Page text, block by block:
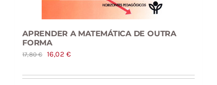
APRENDER A MATEMÁTICA DE OUTRA
FORMA
17,80€
O
original
16,02€O
atual